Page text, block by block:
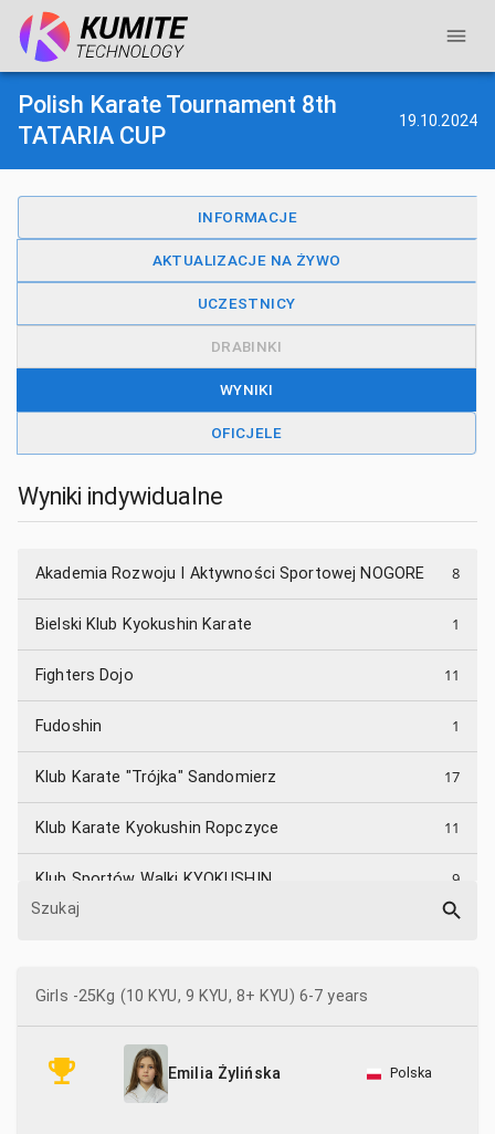
Polish Karate Tournament 8th
TATARIA CUP
19.10.2024
INFORMACJE
AKTUALIZACJE NA ŻYWO
UCZESTNICY
DRABINKI
WYNIKI
OFICJELE
Wyniki indywidualne
Akademia Rozwoju I Aktywności Sportowej NOGORE 8
Bielski Klub Kyokushin Karate 1
Fighters Dojo 11
Fudoshin 1
Klub Karate "Trójka" Sandomierz 17
Klub Karate Kyokushin Ropczyce 11
Klub Sportów Walki KYOKUSHIN 9
KSW Bushi 2
Leżajski Klub Kyokushin Karate
Szukaj
Girls -25Kg (10 KYU, 9 KYU, 8+ KYU) 6-7 years
Emilia Żylińska Polska